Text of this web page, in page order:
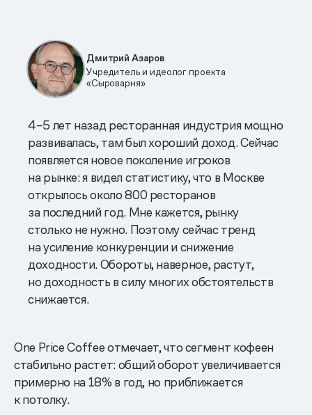
Дмитрий Азаров
Учредитель и идеолог проекта
«Сыроварня»
4–5 лет назад ресторанная индустрия мощно
развивалась, там был хороший доход. Сейчас
появляется новое поколение игроков
на рынке: я видел статистику, что в Москве
открылось около 800 ресторанов
за последний год. Мне кажется, рынку
столько не нужно. Поэтому сейчас тренд
на усиление конкуренции и снижение
доходности. Обороты, наверное, растут,
но доходность в силу многих обстоятельств
снижается.
One Price Coffee отмечает, что сегмент кофеен
стабильно растет: общий оборот увеличивается
примерно на 18% в год, но приближается
к потолку.